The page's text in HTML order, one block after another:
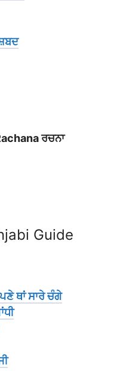
ਰਚਨਾ
Guide
ਥਾਂ ਸਾਰੇ ਚੰਗੇ